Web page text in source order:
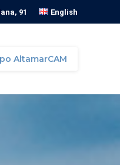
91 English
AltamarCAM